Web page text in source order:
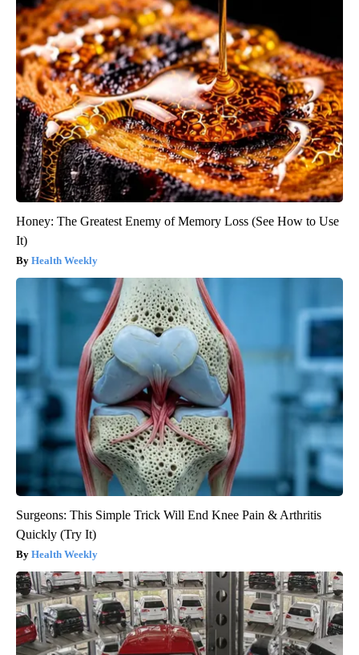
Honey: The Greatest Enemy of Memory Loss (See How to Use
It)
Health Weekly
Surgeons: This Simple Trick Will End Knee Pain & Arthritis
Quickly (Try It)
Health Weekly